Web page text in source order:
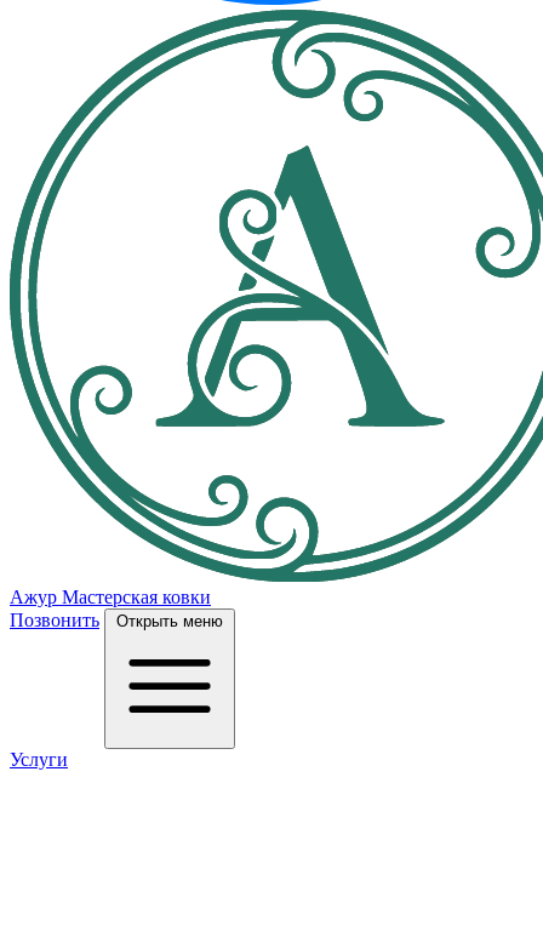
Ажур Мастерская ковки
Позвонить
Открыть меню
Услуги